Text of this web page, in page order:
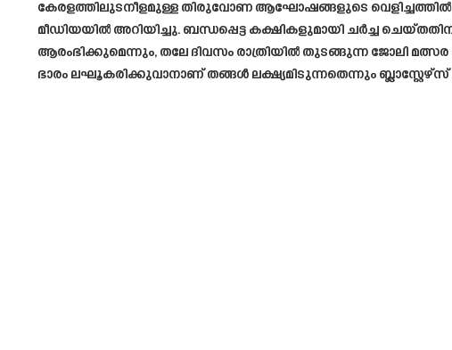
കേരളത്തിലുടനീളമുള്ള തിരുവോണ ആഘോഷങ്ങളുടെ വെളിച്ചത്തിൽ
മീഡിയയിൽ അറിയിച്ചു. ബന്ധപ്പെട്ട കക്ഷികളുമായി ചർച്ച
ആരംഭിക്കുമെന്നും, തലേ ദിവസം രാത്രിയില്‍ തുടങ്ങുന്ന ജോലി
ഭാരം ലഘൂകരിക്കുവാനാണ് തങ്ങള്‍ ലക്ഷ്യമിടുന്നതെന്നും ബ്ലാസ്റ്റേഴ്‌സ്